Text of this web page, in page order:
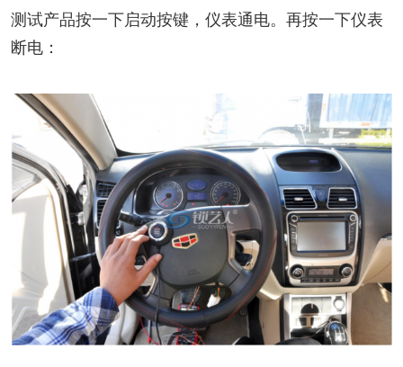
测试产品按一下启动按键，仪表通电。再按一下仪表
断电：